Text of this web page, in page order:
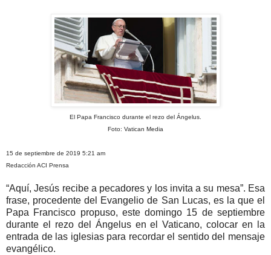
El Papa Francisco durante el rezo del Ángelus.
Foto: Vatican Media
15 de septiembre de 2019 5:21 am
Redacción ACI Prensa
“Aquí, Jesús recibe a pecadores y los invita a su mesa”. Esa
frase, procedente del Evangelio de San Lucas, es la que el
Papa Francisco propuso, este domingo 15 de septiembre
durante el rezo del Ángelus en el Vaticano, colocar en la
entrada de las iglesias para recordar el sentido del mensaje
evangélico.